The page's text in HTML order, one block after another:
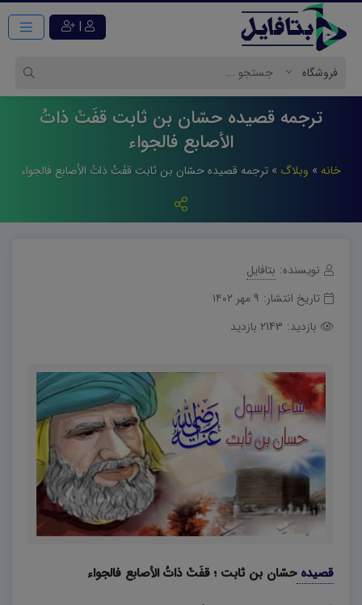
|
ترجمه قصیده حسّان بن ثابت قفَتْ ذاتُ
الأصابع فالجواء
خانه » وبلاگ » ترجمه قصیده حسّان بن ثابت قفَتْ ذاتُ الأصابع فالجواء
نویسنده: بتافایل
تاریخ انتشار: ۹ مهر ۱۴۰۲
بازدید: 2143 بازدید
قصیده حسّان بن ثابت ؛ قفَتْ ذاتُ الأصابع فالجواء